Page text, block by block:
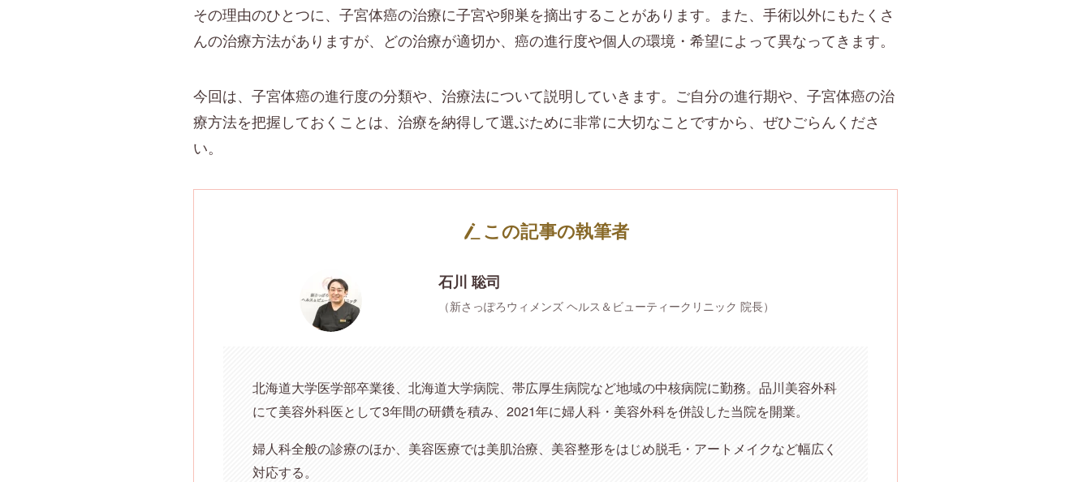
その理由のひとつに、子宮体癌の治療に子宮や卵巣を摘出することがあります。また、手術以外にもたくさ
んの治療方法がありますが、どの治療が適切か、癌の進行度や個人の環境・希望によって異なってきます。
今回は、子宮体癌の進行度の分類や、治療法について説明していきます。ご自分の進行期や、子宮体癌の治
療方法を把握しておくことは、治療を納得して選ぶために非常に大切なことですから、ぜひごらんくださ
い。
この記事の執筆者
石川 聡司
（新さっぽろウィメンズ ヘルス＆ビューティークリニック 院長）
北海道大学医学部卒業後、北海道大学病院、帯広厚生病院など地域の中核病院に勤務。品川美容外科
にて美容外科医として3年間の研鑽を積み、2021年に婦人科・美容外科を併設した当院を開業。
婦人科全般の診療のほか、美容医療では美肌治療、美容整形をはじめ脱毛・アートメイクなど幅広く
対応する。